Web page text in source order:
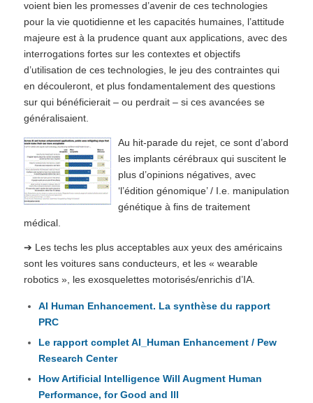
voient bien les promesses d’avenir de ces technologies
pour la vie quotidienne et les capacités humaines, l’attitude
majeure est à la prudence quant aux applications, avec des
interrogations fortes sur les contextes et objectifs
d’utilisation de ces technologies, le jeu des contraintes qui
en découleront, et plus fondamentalement des questions
sur qui bénéficierait – ou perdrait – si ces avancées se
généralisaient.
Au hit-parade du rejet, ce sont d’abord
les implants cérébraux qui suscitent le
plus d’opinions négatives, avec
‘l’édition génomique’ / I.e. manipulation
génétique à fins de traitement
médical.
➔ Les techs les plus acceptables aux yeux des américains
sont les voitures sans conducteurs, et les « wearable
robotics », les exosquelettes motorisés/enrichis d’IA.
AI Human Enhancement. La synthèse du rapport
PRC
Le rapport complet AI_Human Enhancement / Pew
Research Center
How Artificial Intelligence Will Augment Human
Performance, for Good and Ill